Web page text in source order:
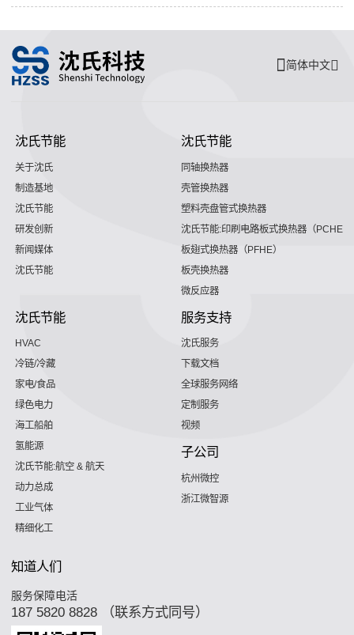
简体中文
沈氏节能
关于沈氏
制造基地
沈氏节能
研发创新
新闻媒体
沈氏节能
沈氏节能
同轴换热器
壳管换热器
塑料壳盘管式换热器
沈氏节能:印刷电路板式换热器（PCHE）
板翅式换热器（PFHE）
板壳换热器
微反应器
沈氏节能
HVAC
冷链/冷藏
家电/食品
绿色电力
海工船舶
氢能源
沈氏节能:航空 & 航天
动力总成
工业气体
精细化工
服务支持
沈氏服务
下载文档
全球服务网络
定制服务
视频
子公司
杭州微控
浙江微智源
知道人们
服务保障电活
187 5820 8828 （联系方式同号）